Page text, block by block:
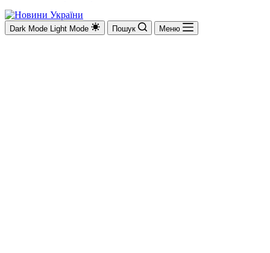
Dark Mode Light Mode Пошук Меню